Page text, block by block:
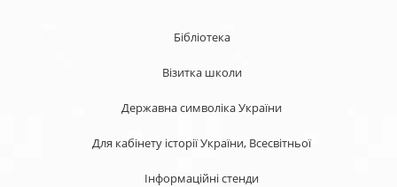
Бібліотека
Візитка школи
Державна символіка України
Для кабінету історії України, Всесвітньої
Інформаційні стенди